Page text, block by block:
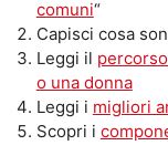
comuni“
Capisci cosa
Leggi il
o una donna
Leggi i migliori
Scopri i